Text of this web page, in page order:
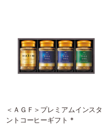
＜ＡＧＦ＞プレミアムインスタ
ントコーヒーギフト *